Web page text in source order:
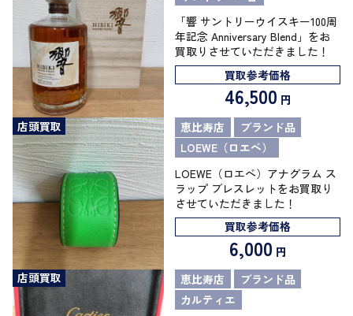
「響 サントリーウイスキー100周
年記念 Anniversary Blend」をお
買取りさせていただきました！
買取参考価格
46,500 円
店頭買取
恵比寿店
ブランド品
LOEWE（ロエベ）
LOEWE（ロエベ）アナグラム ス
ラップ ブレスレットをお買取り
させていただきました！
買取参考価格
6,000 円
店頭買取
恵比寿店
ブランド品
カルティエ